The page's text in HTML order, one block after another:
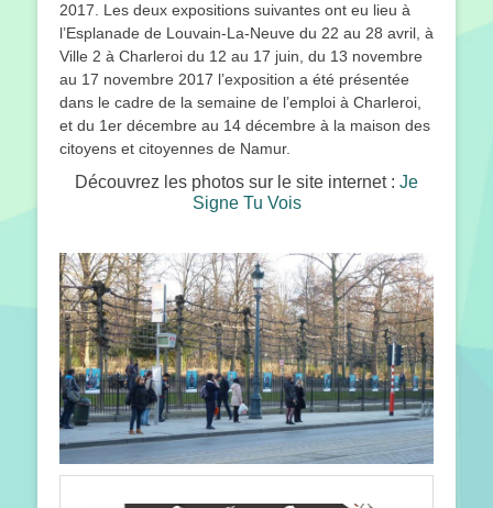
2017. Les deux expositions suivantes ont eu lieu à
l’Esplanade de Louvain-La-Neuve du 22 au 28 avril, à
Ville 2 à Charleroi du 12 au 17 juin, du 13 novembre
au 17 novembre 2017 l’exposition a été présentée
dans le cadre de la semaine de l’emploi à Charleroi,
et du 1er décembre au 14 décembre à la maison des
citoyens et citoyennes de Namur.
Découvrez les photos sur le site internet : Je
Signe Tu Vois